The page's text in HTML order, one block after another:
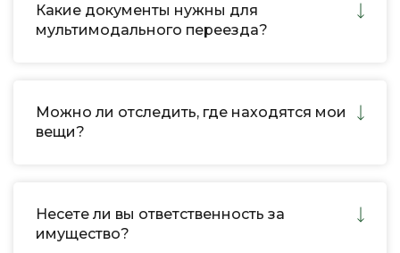
Какие документы нужны для
мультимодального переезда?
Можно ли отследить, где находятся мои
вещи?
Несете ли вы ответственность за
имущество?